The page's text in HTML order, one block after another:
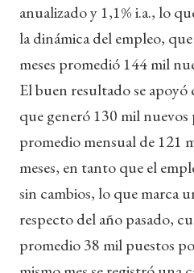
anualizado y 1,1% i.a., lo
la dinámica del empleo,
meses promedió 144 mil
El buen resultado se
que generó 130 mil
promedio mensual de 121
meses, en tanto que el
sin cambios, lo que marca
respecto del año pasado,
promedio 38 mil puestos